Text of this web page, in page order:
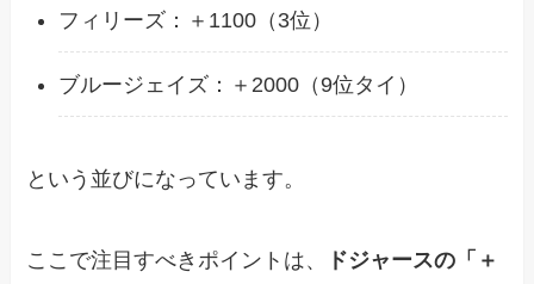
フィリーズ：＋1100（3位）
ブルージェイズ：＋2000（9位タイ）
という並びになっています。
ここで注目すべきポイントは、
ドジャースの「＋